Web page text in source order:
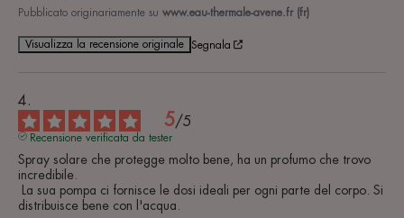
Pubblicato originariamente su www.eau-thermale-avene.fr (fr)
Visualizza la recensione originale Segnala
5/5
Recensione verificata da tester
Spray solare che protegge molto bene, ha un profumo che trovo
incredibile.
distribuisce bene con l'acqua.